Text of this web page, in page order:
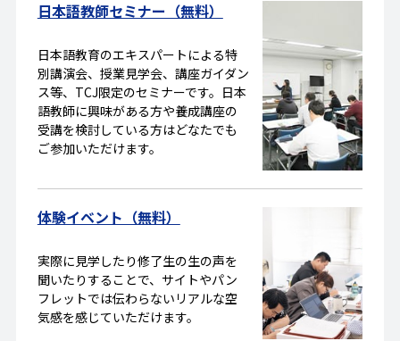
日本語教師セミナー（無料）
日本語教育のエキスパートによる特
別講演会、授業見学会、講座ガイダン
ス等、TCJ限定のセミナーです。日本
語教師に興味がある方や養成講座の
受講を検討している方はどなたでも
ご参加いただけます。
体験イベント（無料）
実際に見学したり修了生の生の声を
聞いたりすることで、サイトやパン
フレットでは伝わらないリアルな空
気感を感じていただけます。